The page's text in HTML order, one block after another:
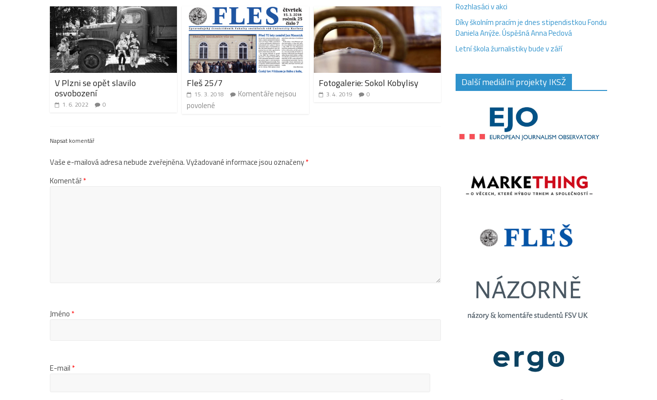
V Plzni se opět slavilo
osvobození
1. 6. 2022 0
Fleš 25/7
15. 3. 2018
Komentáře nejsou
povolené
Fotogalerie: Sokol Kobylisy
3. 4. 2019 0
Napsat komentář
Vaše e-mailová adresa nebude zveřejněna.Vyžadované informace jsou označeny*
Komentář*
Jméno *
E-mail *
Rozhlasáci v akci
Díky školním pracím je dnes stipendistkou Fondu
Daniela Anýže. Úspěšná Anna Peclová
Letní škola žurnalistiky bude v září
Další mediální projekty IKSŽ